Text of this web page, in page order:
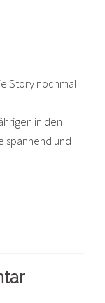
Story nochmal
in den
spannend und